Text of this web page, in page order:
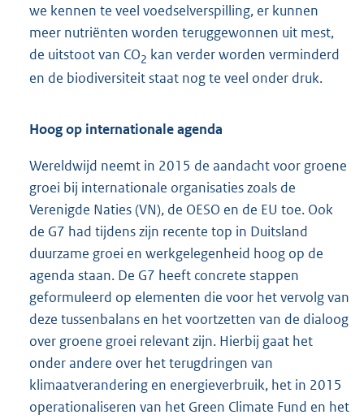
we kennen te veel voedselverspilling, er kunnen
meer nutriënten worden teruggewonnen uit mest,
de uitstoot van CO2 kan verder worden verminderd
en de biodiversiteit staat nog te veel onder druk.
Hoog op internationale agenda
Wereldwijd neemt in 2015 de aandacht voor groene
groei bij internationale organisaties zoals de
Verenigde Naties (VN), de OESO en de EU toe. Ook
de G7 had tijdens zijn recente top in Duitsland
duurzame groei en werkgelegenheid hoog op de
agenda staan. De G7 heeft concrete stappen
geformuleerd op elementen die voor het vervolg van
deze tussenbalans en het voortzetten van de dialoog
over groene groei relevant zijn. Hierbij gaat het
onder andere over het terugdringen van
klimaatverandering en energieverbruik, het in 2015
operationaliseren van het Green Climate Fund en het